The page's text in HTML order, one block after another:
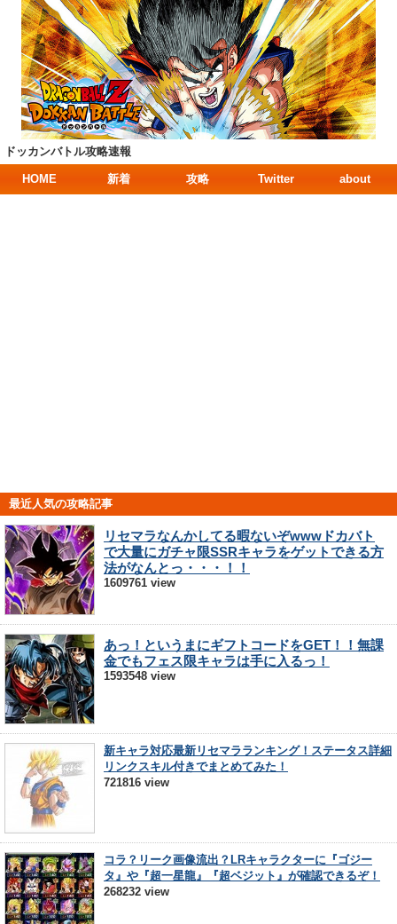
ドッカンバトル攻略速報
HOME 新着 攻略 Twitter about
最近人気の攻略記事
リセマラなんかしてる暇ないぞwwwドカバト
で大量にガチャ限SSRキャラをゲットできる方
法がなんとっ・・・！！
1609761 view
あっ！というまにギフトコードをGET！！無課
金でもフェス限キャラは手に入るっ！
1593548 view
新キャラ対応最新リセマラランキング！ステータス詳細
リンクスキル付きでまとめてみた！
721816 view
コラ？リーク画像流出？LRキャラクターに『ゴジー
タ』や『超一星龍』『超ベジット』が確認できるぞ！
268232 view